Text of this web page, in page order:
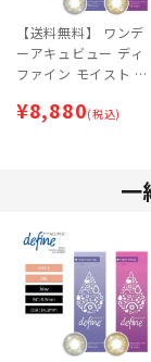
【送料無料】 ワンデ
ーアキュビュー ディ
ファイン モイスト フ
枚入)×6箱セット
¥8,880(税込)
一